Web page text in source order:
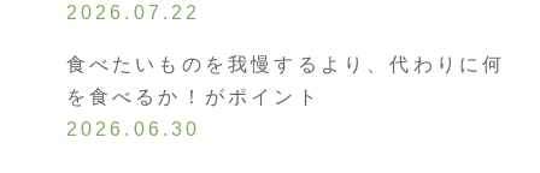
2026.07.22
食べたいものを我慢するより、代わりに何
を食べるか！がポイント
2026.06.30